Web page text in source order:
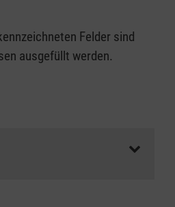
Felder sind
ausgefüllt werden.